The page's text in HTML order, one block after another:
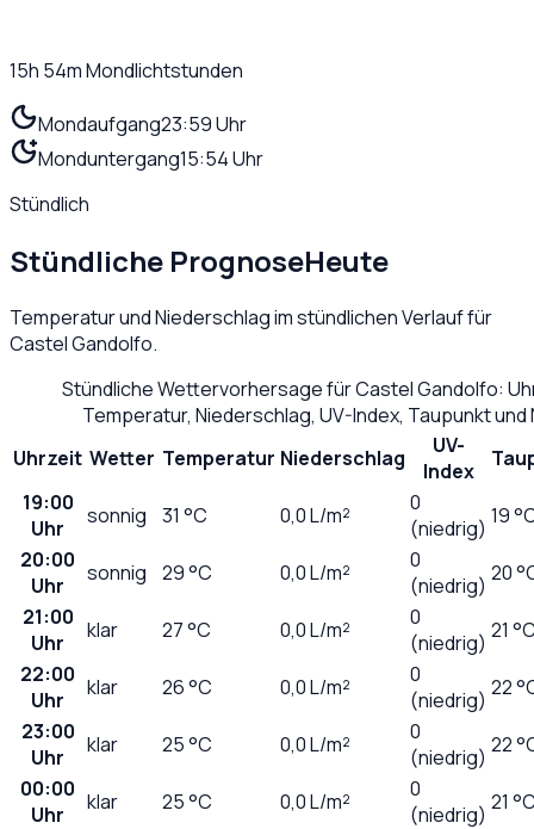
15h 54mMondlichtstunden
Mondaufgang23:59 Uhr
Monduntergang15:54 Uhr
Stündlich
Stündliche PrognoseHeute
Temperatur und Niederschlag im stündlichen Verlauf für
Castel Gandolfo.
Stündliche Wettervorhersage fürCastel Gandolfo:
Temperatur, Niederschlag, UV-Index, Taupunkt
Uhrzeit Wetter Temperatur Niederschlag
UV-
Index
19:00
Uhr
sonnig 31 °C 0,0L/m²
0
(niedrig) 19
20:00
Uhr
sonnig 29°C 0,0L/m²
0
(niedrig) 20
21:00
Uhr
klar 27°C 0,0L/m²
0
(niedrig) 21
22:00
Uhr
klar 26°C 0,0L/m²
0
(niedrig) 22
23:00
Uhr
klar 25°C 0,0L/m²
0
(niedrig) 22
00:00
Uhr
klar 25°C 0,0L/m²
0
(niedrig) 21